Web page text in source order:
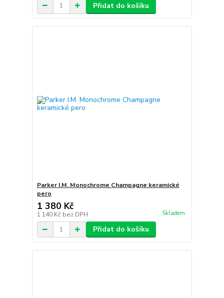
Přidat do košíku
Parker I.M. Monochrome Champagne keramické
pero
1 380 Kč
1 140 Kč bez DPH Skladem
Přidat do košíku